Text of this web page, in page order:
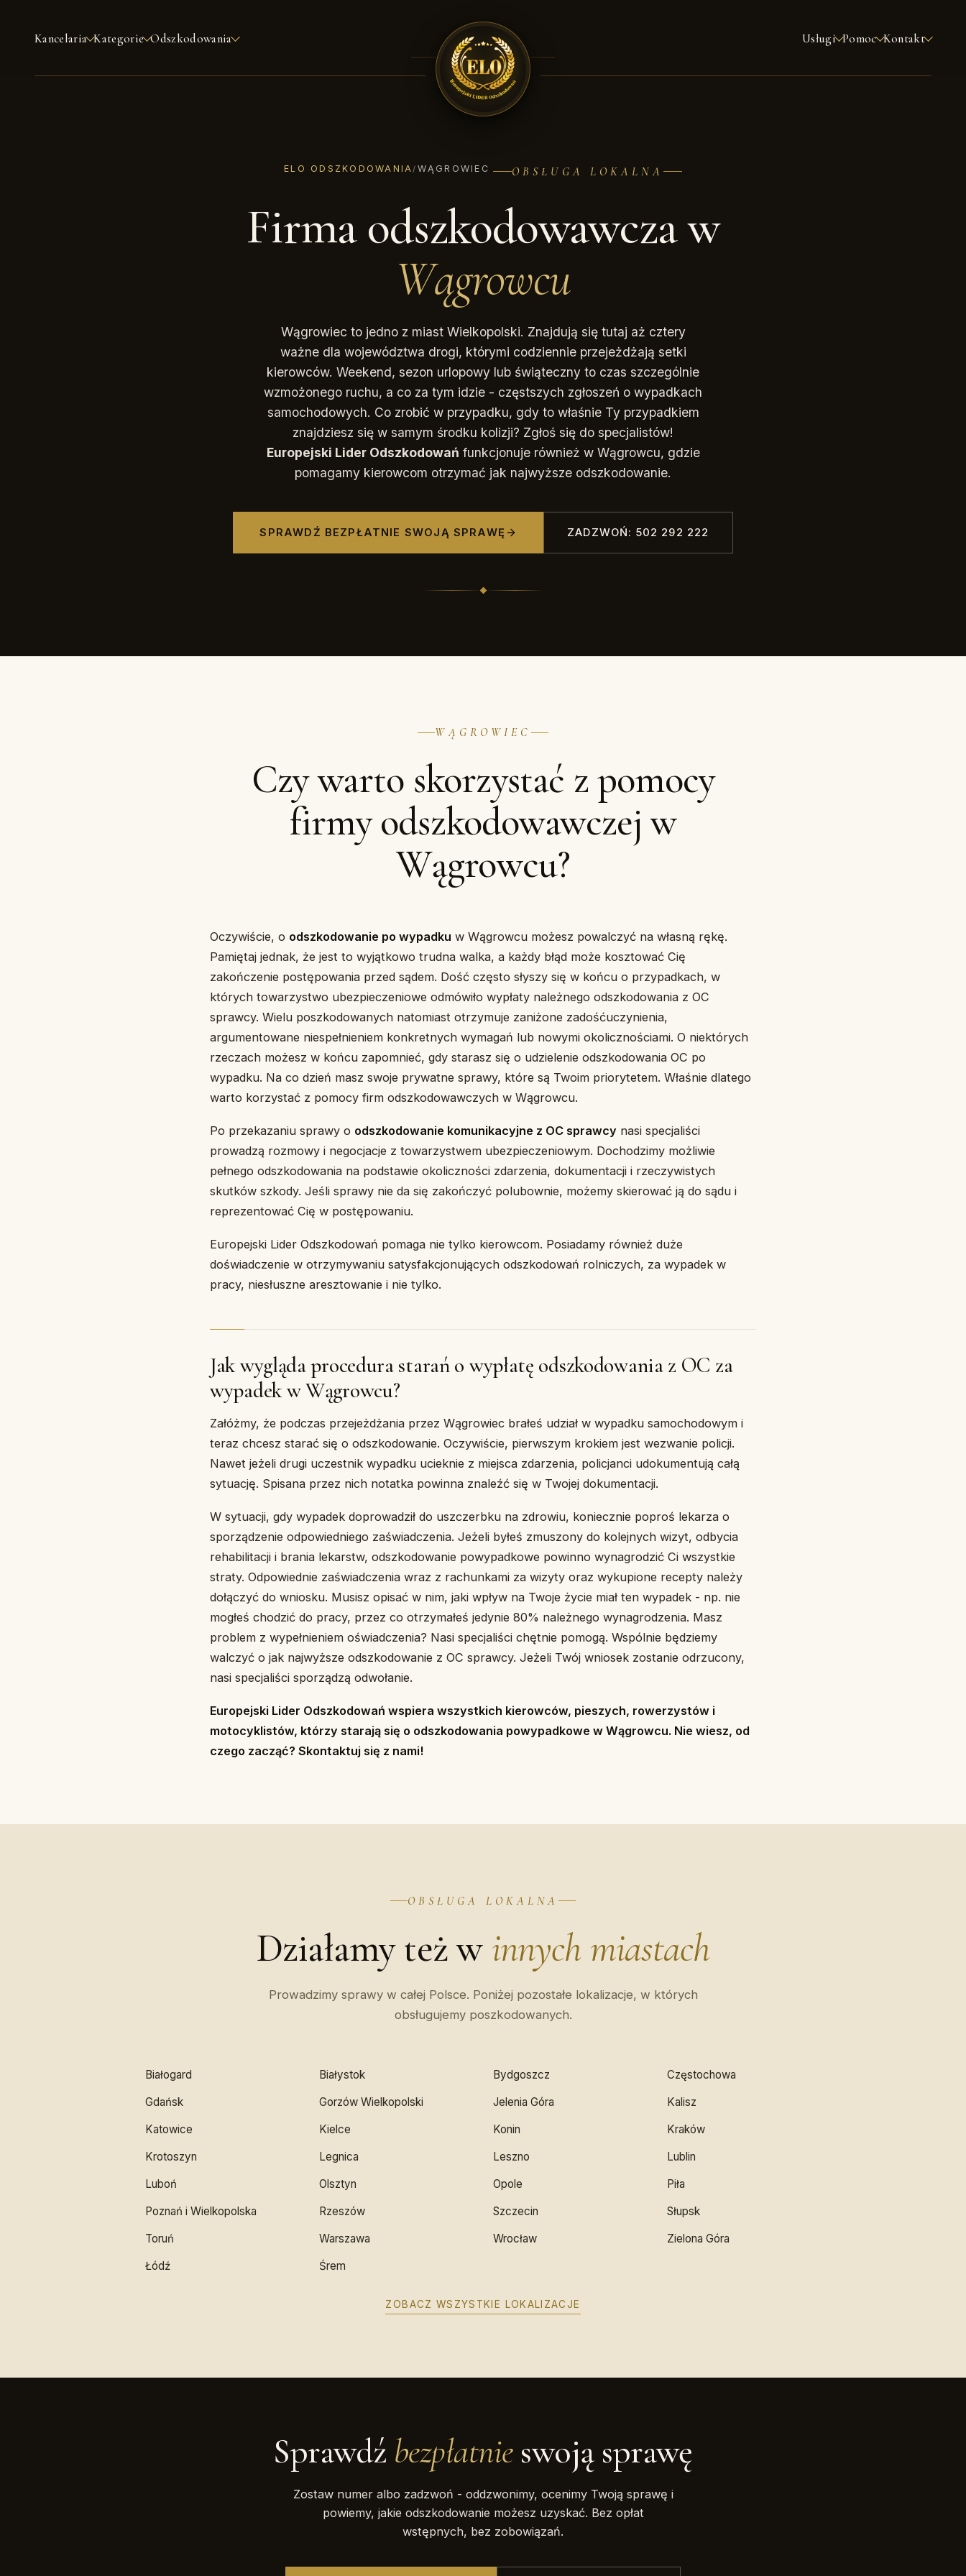
Kancelaria Kategorie Odszkodowania Usługi Pomoc Kontakt
ELO ODSZKODOWANIA/ WĄGROWIEC OBSŁUGA LOKALNA
Firma odszkodowawcza w
Wągrowcu
Wągrowiec to jedno z miast Wielkopolski. Znajdują się tutaj aż cztery
ważne dla województwa drogi, którymi codziennie przejeżdżają setki
kierowców. Weekend, sezon urlopowy lub świąteczny to czas szczególnie
wzmożonego ruchu, a co za tym idzie - częstszych zgłoszeń o wypadkach
samochodowych. Co zrobić w przypadku, gdy to właśnie Ty przypadkiem
znajdziesz się w samym środku kolizji? Zgłoś się do specjalistów!
Europejski Lider Odszkodowań funkcjonuje również w Wągrowcu, gdzie
pomagamy kierowcom otrzymać jak najwyższe odszkodowanie.
SPRAWDŹ BEZPŁATNIE SWOJĄ SPRAWĘ ZADZWOŃ: 502 292 222
WĄGROWIEC
Czy warto skorzystać z pomocy
firmy odszkodowawczej w
Wągrowcu?
Oczywiście, o odszkodowanie po wypadku w Wągrowcu możesz powalczyć na własną rękę.
Pamiętaj jednak, że jest to wyjątkowo trudna walka, a każdy błąd może kosztować Cię
zakończenie postępowania przed sądem. Dość często słyszy się w końcu o przypadkach, w
których towarzystwo ubezpieczeniowe odmówiło wypłaty należnego odszkodowania z OC
sprawcy. Wielu poszkodowanych natomiast otrzymuje zaniżone zadośćuczynienia,
argumentowane niespełnieniem konkretnych wymagań lub nowymi okolicznościami. O niektórych
rzeczach możesz w końcu zapomnieć, gdy starasz się o udzielenie odszkodowania OC po
wypadku. Na co dzień masz swoje prywatne sprawy, które są Twoim priorytetem. Właśnie dlatego
warto korzystać z pomocy firm odszkodowawczych w Wągrowcu.
Po przekazaniu sprawy o odszkodowanie komunikacyjne z OC sprawcy nasi specjaliści
prowadzą rozmowy i negocjacje z towarzystwem ubezpieczeniowym. Dochodzimy możliwie
pełnego odszkodowania na podstawie okoliczności zdarzenia, dokumentacji i rzeczywistych
skutków szkody. Jeśli sprawy nie da się zakończyć polubownie, możemy skierować ją do sądu i
reprezentować Cię w postępowaniu.
Europejski Lider Odszkodowań pomaga nie tylko kierowcom. Posiadamy również duże
doświadczenie w otrzymywaniu satysfakcjonujących odszkodowań rolniczych, za wypadek w
pracy, niesłuszne aresztowanie i nie tylko.
Jak wygląda procedura starań o wypłatę odszkodowania z OC za
wypadek w Wągrowcu?
Załóżmy, że podczas przejeżdżania przez Wągrowiec brałeś udział w wypadku samochodowym i
teraz chcesz starać się o odszkodowanie. Oczywiście, pierwszym krokiem jest wezwanie policji.
Nawet jeżeli drugi uczestnik wypadku ucieknie z miejsca zdarzenia, policjanci udokumentują całą
sytuację. Spisana przez nich notatka powinna znaleźć się w Twojej dokumentacji.
W sytuacji, gdy wypadek doprowadził do uszczerbku na zdrowiu, koniecznie poproś lekarza o
sporządzenie odpowiedniego zaświadczenia. Jeżeli byłeś zmuszony do kolejnych wizyt, odbycia
rehabilitacji i brania lekarstw, odszkodowanie powypadkowe powinno wynagrodzić Ci wszystkie
straty. Odpowiednie zaświadczenia wraz z rachunkami za wizyty oraz wykupione recepty należy
dołączyć do wniosku. Musisz opisać w nim, jaki wpływ na Twoje życie miał ten wypadek - np. nie
mogłeś chodzić do pracy, przez co otrzymałeś jedynie 80% należnego wynagrodzenia. Masz
problem z wypełnieniem oświadczenia? Nasi specjaliści chętnie pomogą. Wspólnie będziemy
walczyć o jak najwyższe odszkodowanie z OC sprawcy. Jeżeli Twój wniosek zostanie odrzucony,
nasi specjaliści sporządzą odwołanie.
Europejski Lider Odszkodowań wspiera wszystkich kierowców, pieszych, rowerzystów i
motocyklistów, którzy starają się o odszkodowania powypadkowe w Wągrowcu. Nie wiesz, od
czego zacząć? Skontaktuj się z nami!
OBSŁUGA LOKALNA
Działamy też winnych miastach
Prowadzimy sprawy w całej Polsce. Poniżej pozostałe lokalizacje, w których
obsługujemy poszkodowanych.
Białogard Białystok Bydgoszcz
Częstochowa
Gdańsk
Gorzów Wielkopolski Jelenia Góra
Kalisz
Katowice
Kielce Konin
Kraków
Krotoszyn
Legnica Leszno
Lublin
Luboń
Olsztyn Opole
Piła
Poznań i Wielkopolska
Rzeszów Szczecin
Słupsk
Toruń
Warszawa Wrocław
Zielona Góra
Łódź
Śrem
ZOBACZ WSZYSTKIE LOKALIZACJE
Sprawdź bezpłatnieswoją sprawę
Zostaw numer albo zadzwoń - oddzwonimy, ocenimy Twoją sprawę i
powiemy, jakie odszkodowanie możesz uzyskać. Bez opłat
wstępnych, bez zobowiązań.